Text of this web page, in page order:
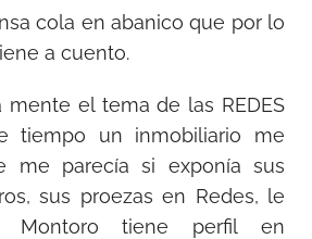
cola en abanico que por lo
a cuento.
el tema de las REDES
tiempo un inmobiliario me
me parecía si exponía sus
sus proezas en Redes, le
Montoro tiene perfil en